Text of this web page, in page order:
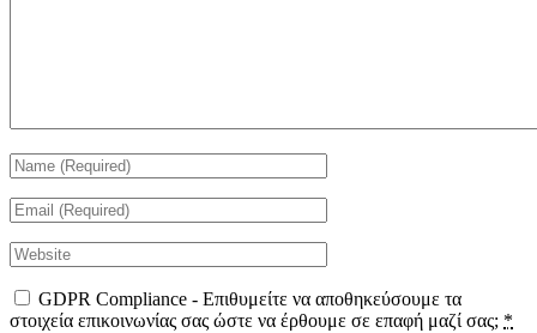
GDPR Compliance - Επιθυμείτε να αποθηκεύσουμε τα
στοιχεία επικοινωνίας σας ώστε να έρθουμε σε επαφή μαζί σας; *